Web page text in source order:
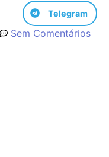
Telegram
Sem Comentários